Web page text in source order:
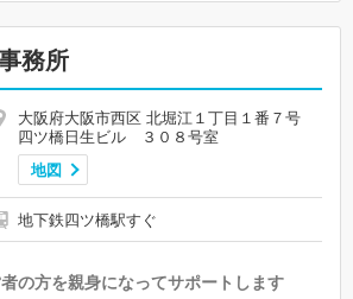
務所
大阪府大阪市西区 北堀江１丁目１番７号
四ツ橋日生ビル ３０８号室
地図
地下鉄四ツ橋駅すぐ
の方を親身になってサポートします